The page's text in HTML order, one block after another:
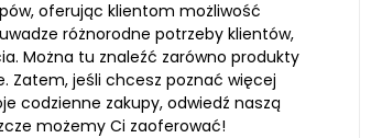
oferując klientom możliwość
różnorodne potrzeby klientów,
Można tu znaleźć zarówno produkty
Zatem, jeśli chcesz poznać więcej
codzienne zakupy, odwiedź naszą
możemy Ci zaoferować!